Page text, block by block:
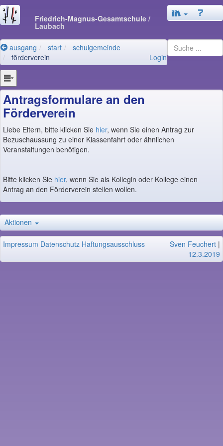
Friedrich-Magnus-Gesamtschule /
Laubach
ausgang start
schulgemeinde
förderverein
Login
Antragsformulare an den
Förderverein
Liebe Eltern, bitte klicken Sie hier, wenn Sie einen Antrag zur
Bezuschaussung zu einer Klassenfahrt oder ähnlichen
Veranstaltungen benötigen.
Bitte klicken Sie hier, wenn Sie als Kollegin oder Kollege einen
Antrag an den Förderverein stellen wollen.
Aktionen
Impressum Datenschutz Haftungsausschluss Sven Feuchert |
12.3.2019